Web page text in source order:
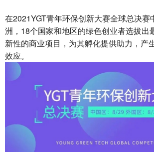
在2021YGT青年环保创新大赛全球总决赛
洲，18个国家和地区的绿色创业者选拔出
新性的商业项目，为其孵化提供助力，产
效应。